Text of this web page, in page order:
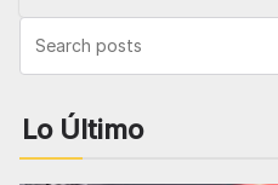
Lo Último